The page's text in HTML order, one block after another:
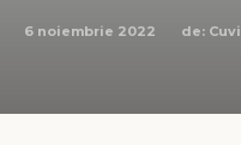
6 noiembrie 2022 de: